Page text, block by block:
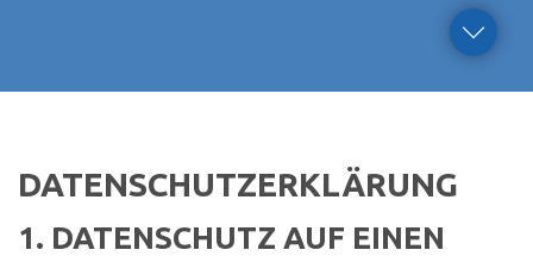
DATENSCHUTZERKLÄRUNG
1. DATENSCHUTZ AUF EINEN